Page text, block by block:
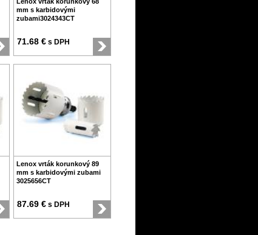
Lenox vrták korunkový 68
mm s karbidovými
zubami3024343CT
71.68 € s DPH
Lenox vrták korunkový 89
mm s karbidovými zubami
3025656CT
87.69 € s DPH